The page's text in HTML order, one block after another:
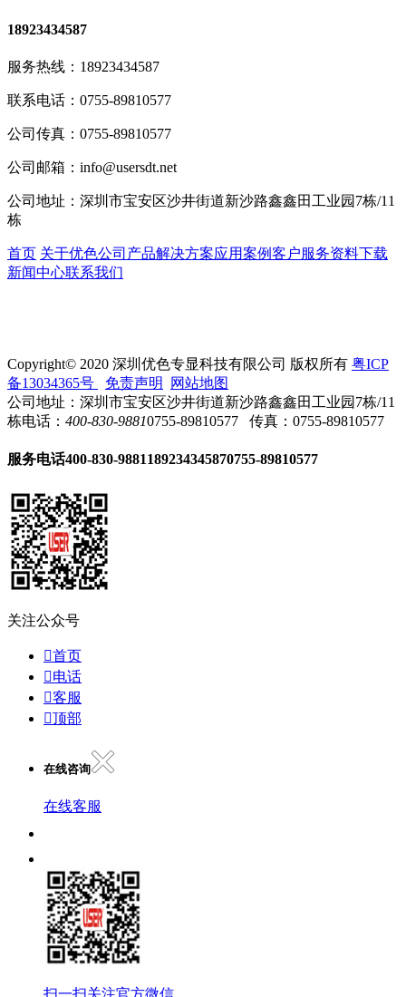
18923434587
服务热线： 18923434587
联系电话： 0755-89810577
公司传真： 0755-89810577
公司邮箱： info@usersdt.net
公司地址： 深圳市宝安区沙井街道新沙路鑫鑫田工业园7栋/11
栋
首页 关于优色公司产品解决方案应用案例客户服务资料下载
新闻中心联系我们
Copyright© 2020 深圳优色专显科技有限公司 版权所有 粤ICP
备13034365号
免责声明
网站地图
公司地址：深圳市宝安区沙井街道新沙路鑫鑫田工业园7栋/11
栋电话： 400-830-98810755-89810577 传真：0755-89810577
服务电话400-830-9881189234345870755-89810577
关注公众号
首页
电话
客服
顶部
在线咨询
在线客服
扫一扫关注官方微信